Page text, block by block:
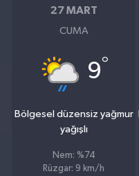
27 MART
CUMA
9°
Bölgesel düzensiz yağmur
yağışlı
Nem: %74
Rüzgar: 9 km/h